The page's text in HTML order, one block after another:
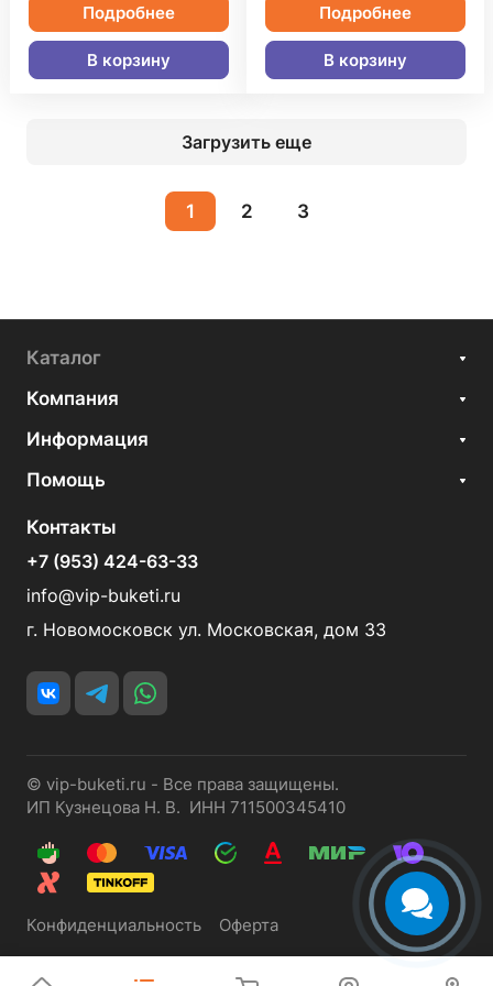
Подробнее
В корзину
Подробнее
В корзину
Загрузить еще
1 2 3
Каталог
Компания
Информация
Помощь
Контакты
+7 (953) 424-63-33
info@vip-buketi.ru
г. Новомосковск ул. Московская, дом 33
© vip-buketi.ru - Все права защищены.
ИП Кузнецова Н. В. ИНН 711500345410
Конфиденциальность Оферта